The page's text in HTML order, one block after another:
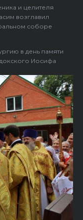
и целителя
возглавил
соборе
в день памяти
Иосифа